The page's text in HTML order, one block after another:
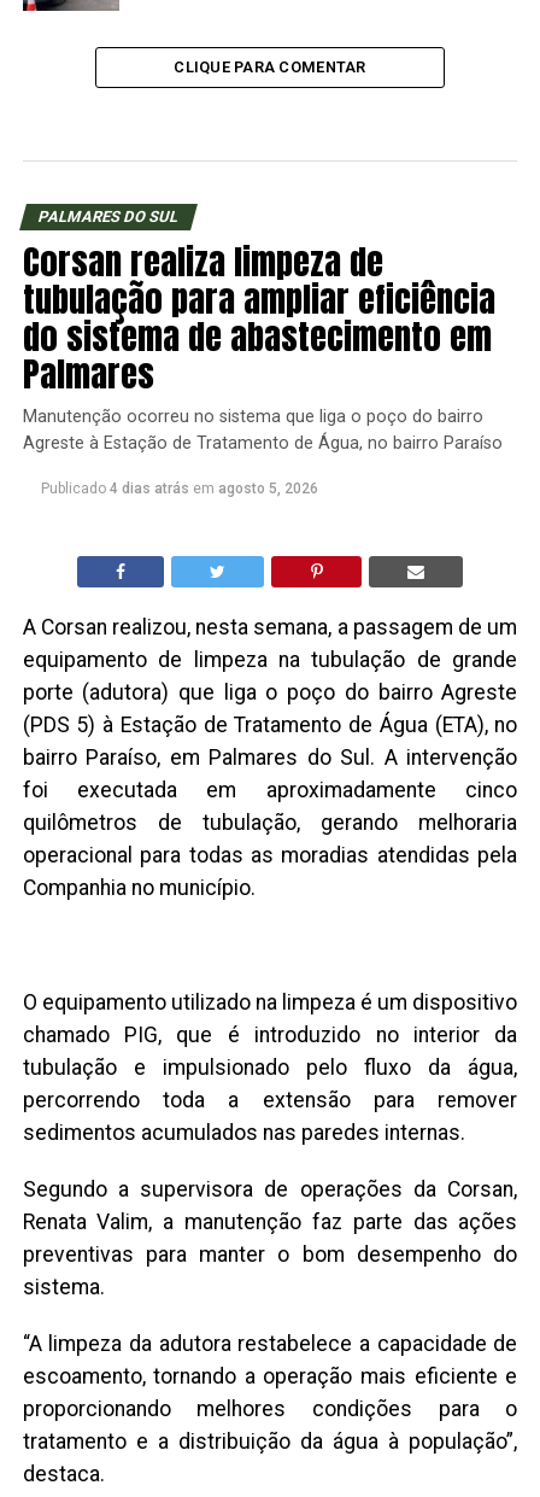
CLIQUE PARA COMENTAR
PALMARES DO SUL
Corsan realiza limpeza de
tubulação para ampliar eficiência
do sistema de abastecimento em
Palmares
Manutenção ocorreu no sistema que liga o poço do bairro
Agreste à Estação de Tratamento de Água, no bairro Paraíso
Publicado 4 dias atrás em agosto 5, 2026
A Corsan realizou, nesta semana, a passagem de um
equipamento de limpeza na tubulação de grande
porte (adutora) que liga o poço do bairro Agreste
(PDS 5) à Estação de Tratamento de Água (ETA), no
bairro Paraíso, em Palmares do Sul. A intervenção
foi executada em aproximadamente cinco
quilômetros de tubulação, gerando melhoraria
operacional para todas as moradias atendidas pela
Companhia no município.
O equipamento utilizado na limpeza é um dispositivo
chamado PIG, que é introduzido no interior da
tubulação e impulsionado pelo fluxo da água,
percorrendo toda a extensão para remover
sedimentos acumulados nas paredes internas.
Segundo a supervisora de operações da Corsan,
Renata Valim, a manutenção faz parte das ações
preventivas para manter o bom desempenho do
sistema.
“A limpeza da adutora restabelece a capacidade de
escoamento, tornando a operação mais eficiente e
proporcionando melhores condições para o
tratamento e a distribuição da água à população”,
destaca.